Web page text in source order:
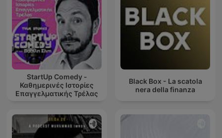
StartUp Comedy -
Καθημερινές Ιστορίες
Επαγγελματικής Τρέλας
Black Box - La scatola
nera della finanza